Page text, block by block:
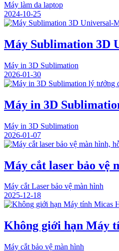
Máy làm da laptop
2024-10-25
Máy Sublimation 3D
Máy in 3D Sublimation
2026-01-30
Máy in 3D
Máy in 3D Sublimation
2026-01-07
Máy cắt laser bảo vệ
Máy cắt Laser bảo vệ màn hình
2025-12-18
Không giới hạn Máy
Máy cắt bảo vệ màn hình